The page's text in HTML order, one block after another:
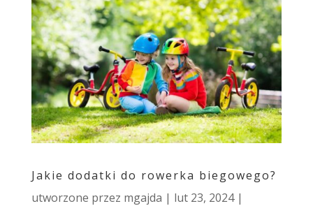
Jakie dodatki do rowerka biegowego?
utworzone przez mgajda | lut 23, 2024|